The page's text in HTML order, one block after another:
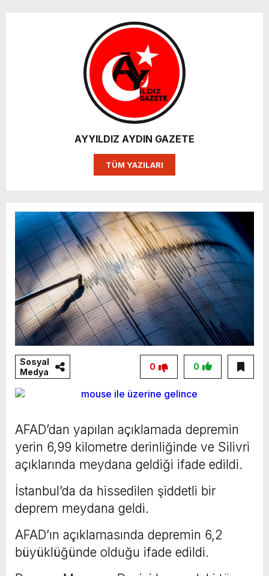
AYYILDIZ AYDIN GAZETE
TÜM YAZILARI
Sosyal
Medya
0
0
AFAD’dan yapılan açıklamada depremin
yerin 6,99 kilometre derinliğinde ve Silivri
açıklarında meydana geldiği ifade edildi.
İstanbul’da da hissedilen şiddetli bir
deprem meydana geldi.
AFAD’ın açıklamasında depremin 6,2
büyüklüğünde olduğu ifade edildi.